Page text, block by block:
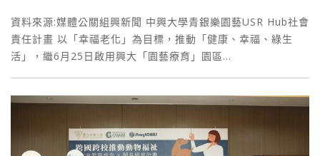
資料來源:媒體公關組興新聞 中興大學青銀樂園藝USR Hub社會
責任計畫 以「幸福老化」為目標，推動「健康、幸福、綠生
活」，繼6月25日啟用興大「園藝療育」園區…